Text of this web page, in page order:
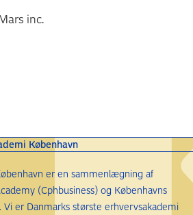
inc.
København
er en sammenlægning af
(Cphbusiness) og Københavns
Vi er Danmarks største erhvervsakademi